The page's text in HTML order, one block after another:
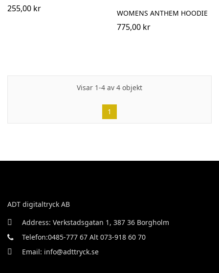
255,00 kr
WOMENS ANTHEM HOODIE
775,00 kr
Visar 1-4 av 4 objekt
1
ADT digitaltryck AB
Address: Verkstadsgatan 1, 387 36 Borgholm
Telefon:0485-777 67 Alt 073-918 60 70
Email: info@adttryck.se